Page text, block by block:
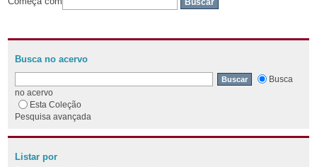
Busca no acervo
Busca
no acervo
Esta Coleção
Pesquisa avançada
Listar por